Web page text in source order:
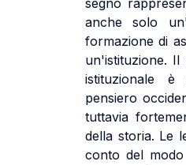
segno
anche solo
formazione di
un'istituzione.
istituzionale
pensiero
tuttavia
della storia. Le
conto del